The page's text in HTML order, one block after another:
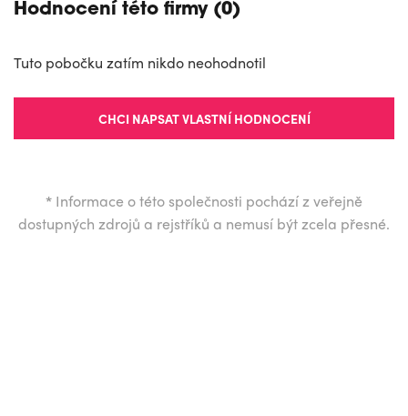
Hodnocení této firmy (0)
Tuto pobočku zatím nikdo neohodnotil
CHCI NAPSAT VLASTNÍ HODNOCENÍ
* Informace o této společnosti pochází z veřejně
dostupných zdrojů a rejstříků a nemusí být zcela přesné.